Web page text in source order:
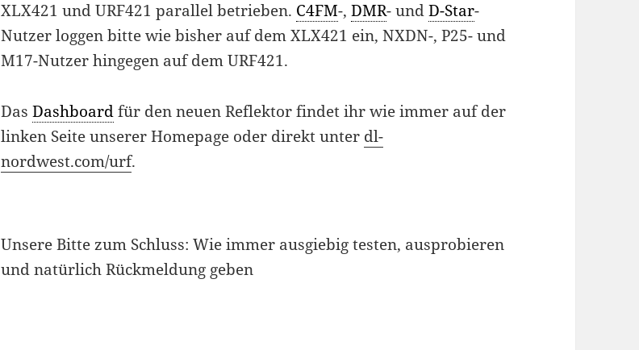
XLX421 und URF421 parallel betrieben. C4FM-,DMR- undD-Star-
Nutzer loggen bitte wie bisher auf dem XLX421 ein, NXDN-, P25- und
M17-Nutzer hingegen auf dem URF421.
DasDashboardfür den neuen Reflektor findet ihr wie immer auf der
linken Seite unserer Homepage oder direkt unter dl-
nordwest.com/urf.
Unsere Bitte zum Schluss: Wie immer ausgiebig testen, ausprobieren
und natürlich Rückmeldung geben